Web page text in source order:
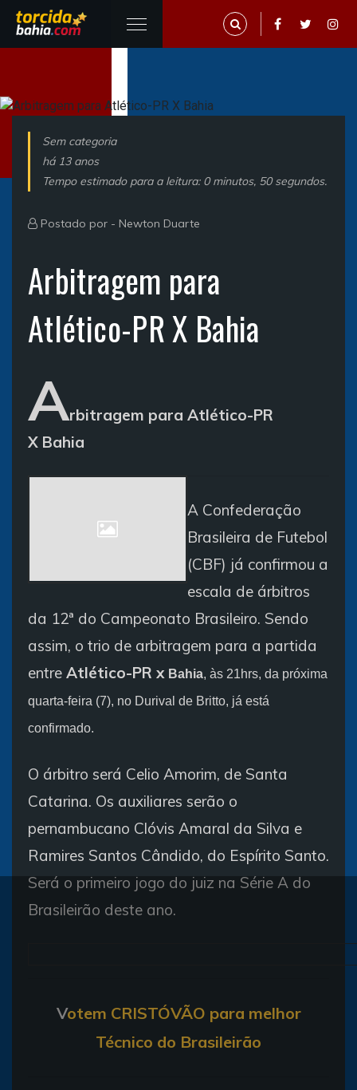
Sem categoria
há 13 anos
Tempo estimado para a leitura: 0 minutos, 50 segundos.
Postado por - Newton Duarte
Arbitragem para
Atlético-PR X Bahia
Arbitragem para Atlético-PR
X Bahia
A Confederação
Brasileira de Futebol
(CBF) já confirmou a
escala de árbitros
da 12ª do Campeonato Brasileiro. Sendo
assim, o trio de arbitragem para a partida
entre Atlético-PR x Bahia, às 21hrs, da próxima
quarta-feira (7), no Durival de Britto, já está
confirmado.
O árbitro será Celio Amorim, de Santa
Catarina. Os auxiliares serão o
pernambucano Clóvis Amaral da Silva e
Ramires Santos Cândido, do Espírito Santo.
Será o primeiro jogo do juiz na Série A do
Brasileirão deste ano.
Votem CRISTÓVÃO para melhor
Técnico do Brasileirão